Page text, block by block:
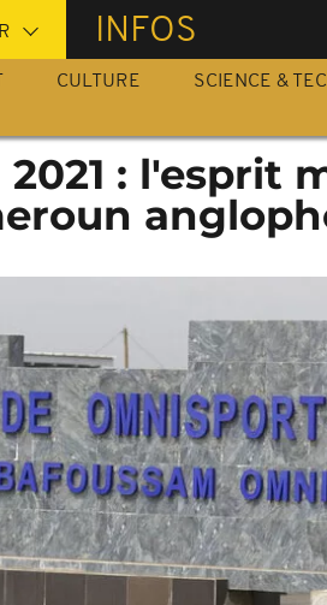
INFOS
CULTURE SCIENCE &
2021 : l'esprit